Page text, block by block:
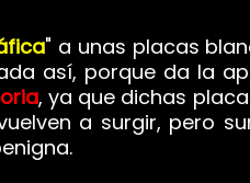
" a unas placas
así, porque da la
, ya que dichas
a surgir, pero